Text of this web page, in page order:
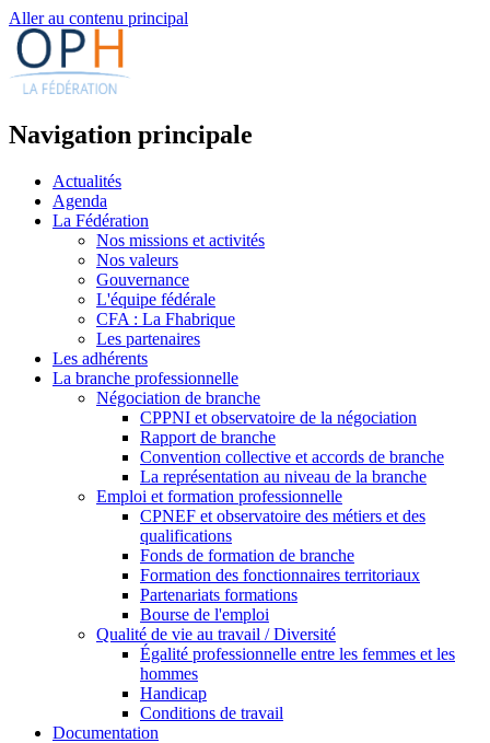
Aller au contenu principal
Navigation principale
Actualités
Agenda
La Fédération
Nos missions et activités
Nos valeurs
Gouvernance
L'équipe fédérale
CFA : La Fhabrique
Les partenaires
Les adhérents
La branche professionnelle
Négociation de branche
CPPNI et observatoire de la négociation
Rapport de branche
Convention collective et accords de branche
La représentation au niveau de la branche
Emploi et formation professionnelle
CPNEF et observatoire des métiers et des
qualifications
Fonds de formation de branche
Formation des fonctionnaires territoriaux
Partenariats formations
Bourse de l'emploi
Qualité de vie au travail / Diversité
Égalité professionnelle entre les femmes et les
hommes
Handicap
Conditions de travail
Documentation